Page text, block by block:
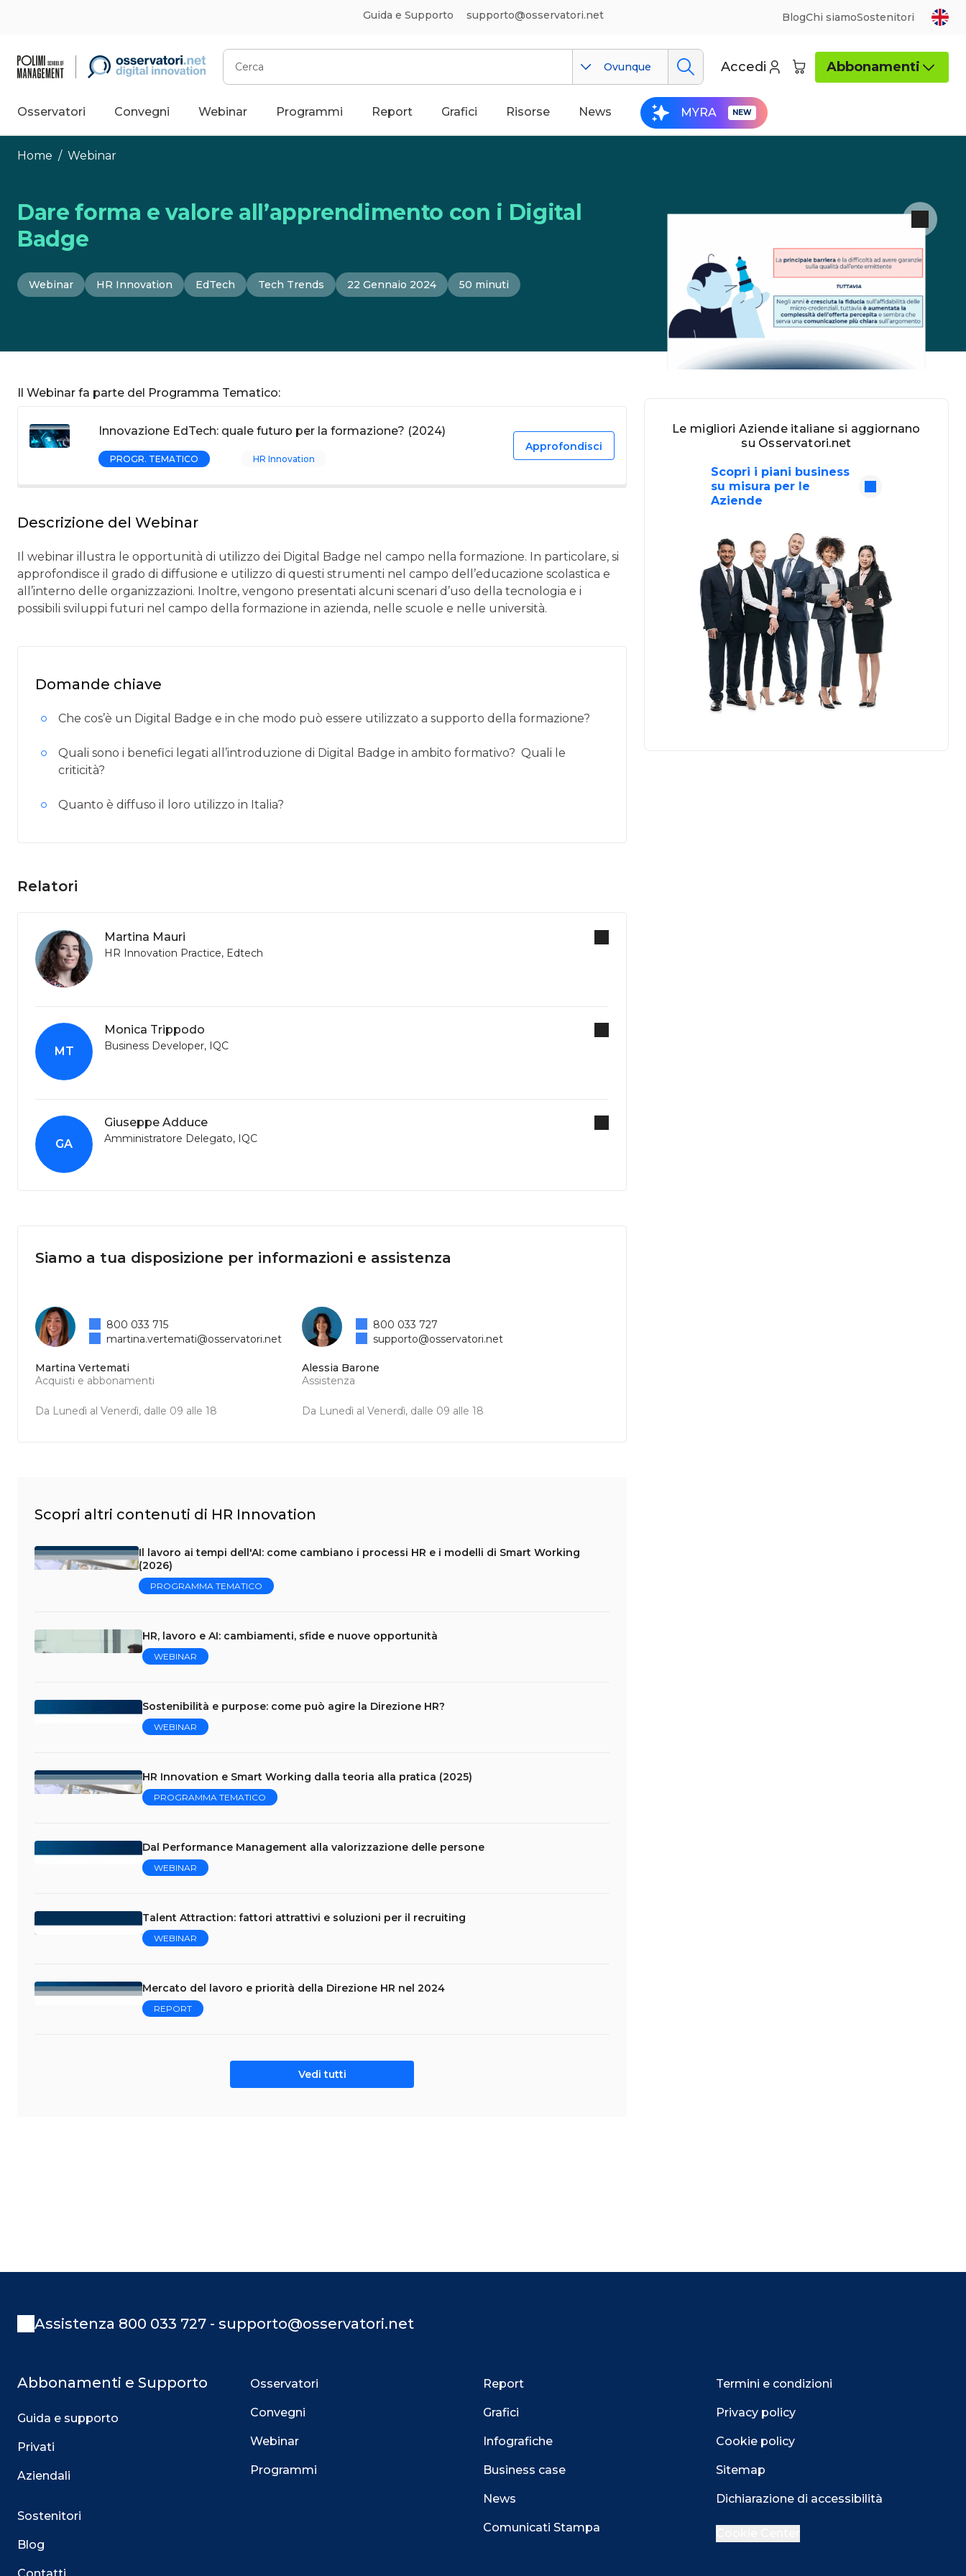
Guida e Supporto supporto@osservatori.net BlogChi siamoSostenitori
Cerca
Ovunque Accedi Abbonamenti
Osservatori Convegni Webinar Programmi Report Grafici Risorse News MYRA
Home / Webinar
Dare forma e valore all’apprendimento con i Digital
Badge
Webinar HR Innovation EdTech Tech Trends 22 Gennaio 2024 50 minuti
Il Webinar fa parte del Programma Tematico:
Innovazione EdTech: quale futuro per la formazione? (2024)
PROGR. TEMATICO HR Innovation
Approfondisci
Descrizione del Webinar
Il webinar illustra le opportunità di utilizzo dei Digital Badge nel campo nella formazione. In particolare, si
approfondisce il grado di diffusione e utilizzo di questi strumenti nel campo dell’educazione scolastica e
all’interno delle organizzazioni. Inoltre, vengono presentati alcuni scenari d’uso della tecnologia e i
possibili sviluppi futuri nel campo della formazione in azienda, nelle scuole e nelle università.
Domande chiave
Che cos’è un Digital Badge e in che modo può essere utilizzato a supporto della formazione?
Quali sono i benefici legati all’introduzione di Digital Badge in ambito formativo? Quali le
criticità?
Quanto è diffuso il loro utilizzo in Italia?
Relatori
Martina Mauri
HR Innovation Practice, Edtech
MT
Monica Trippodo
Business Developer, IQC
GA
Giuseppe Adduce
Amministratore Delegato, IQC
Siamo a tua disposizione per informazioni e assistenza
Martina Vertemati
Acquisti e abbonamenti
Da Lunedì al Venerdì, dalle 09 alle 18
800 033 715
martina.vertemati@osservatori.net
Alessia Barone
Assistenza
Da Lunedì al Venerdì, dalle 09 alle 18
800 033 727
supporto@osservatori.net
Scopri altri contenuti di HR Innovation
Il lavoro ai tempi dell'AI: come cambiano i processi HR e i modelli di Smart Working
(2026)
PROGRAMMA TEMATICO
HR, lavoro e AI: cambiamenti, sfide e nuove opportunità
WEBINAR
Sostenibilità e purpose: come può agire la Direzione HR?
WEBINAR
HR Innovation e Smart Working dalla teoria alla pratica (2025)
PROGRAMMA TEMATICO
Dal Performance Management alla valorizzazione delle persone
WEBINAR
Talent Attraction: fattori attrattivi e soluzioni per il recruiting
WEBINAR
Mercato del lavoro e priorità della Direzione HR nel 2024
REPORT
Vedi tutti
Le migliori Aziende italiane si aggiornano
su Osservatori.net
Scopri i piani business
su misura per le
Aziende
Assistenza 800 033 727 - supporto@osservatori.net
Abbonamenti e Supporto
Guida e supporto
Privati
Aziendali
Sostenitori
Blog
Osservatori
Convegni
Webinar
Programmi
Report
Grafici
Infografiche
Business case
News
Comunicati Stampa
Termini e condizioni
Privacy policy
Cookie policy
Sitemap
Dichiarazione di accessibilità